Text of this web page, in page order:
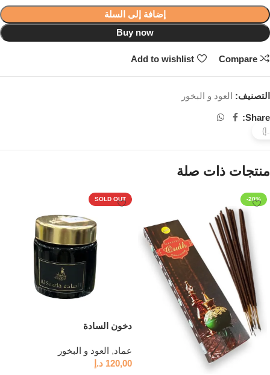
إضافة إلى السلة
Buy now
Compare
Add to wishlist
التصنيف: العود و البخور
Share:
منتجات ذات صلة
-20%
SOLD OUT
دخون السادة
عماد, العود و البخور
120,00 د.إ